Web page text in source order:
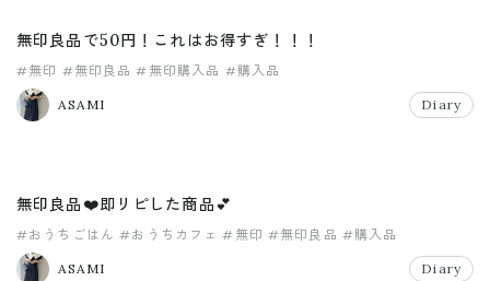
無印良品で50円！これはお得すぎ！！！
#無印 #無印良品 #無印購入品 #購入品
ASAMI Diary
無印良品❤️即リピした商品💕
#おうちごはん #おうちカフェ #無印 #無印良品 #購入品
ASAMI Diary